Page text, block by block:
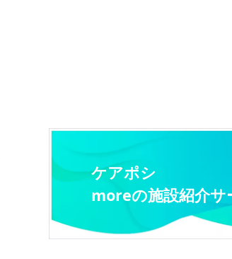
ケアポシ
moreの施設紹介サ